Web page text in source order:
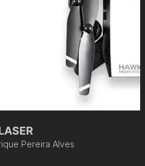
Pereira Alves